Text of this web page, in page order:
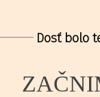
Dosť bolo